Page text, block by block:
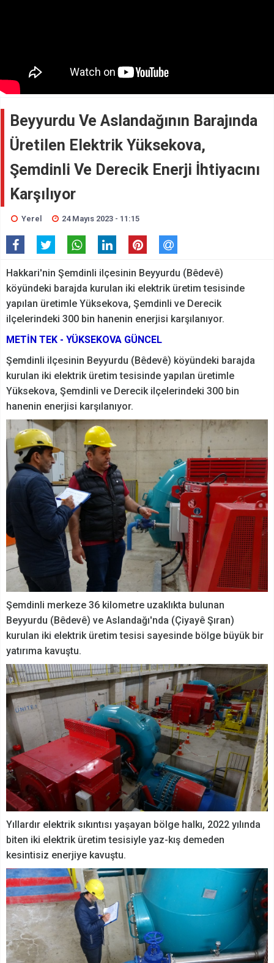
Beyyurdu Ve Aslandağının Barajında
Üretilen Elektrik Yüksekova,
Şemdinli Ve Derecik Enerji İhtiyacını
Karşılıyor
Yerel 24 Mayıs 2023 - 11:15
Hakkari'nin Şemdinli ilçesinin Beyyurdu (Bêdevê)
köyündeki barajda kurulan iki elektrik üretim tesisinde
yapılan üretimle Yüksekova, Şemdinli ve Derecik
ilçelerindeki 300 bin hanenin enerjisi karşılanıyor.
METİN TEK - YÜKSEKOVA GÜNCEL
Şemdinli ilçesinin Beyyurdu (Bêdevê) köyündeki barajda
kurulan iki elektrik üretim tesisinde yapılan üretimle
Yüksekova, Şemdinli ve Derecik ilçelerindeki 300 bin
hanenin enerjisi karşılanıyor.
Şemdinli merkeze 36 kilometre uzaklıkta bulunan
Beyyurdu (Bêdevê) ve Aslandağı'nda (Çiyayê Şıran)
kurulan iki elektrik üretim tesisi sayesinde bölge büyük bir
yatırıma kavuştu.
Yıllardır elektrik sıkıntısı yaşayan bölge halkı, 2022 yılında
biten iki elektrik üretim tesisiyle yaz-kış demeden
kesintisiz enerjiye kavuştu.